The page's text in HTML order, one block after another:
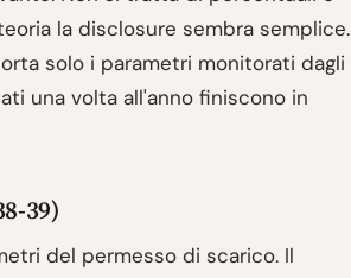
la disclosure sembra semplice.
solo i parametri monitorati dagli
una volta all'anno finiscono in
39)
del permesso di scarico. Il